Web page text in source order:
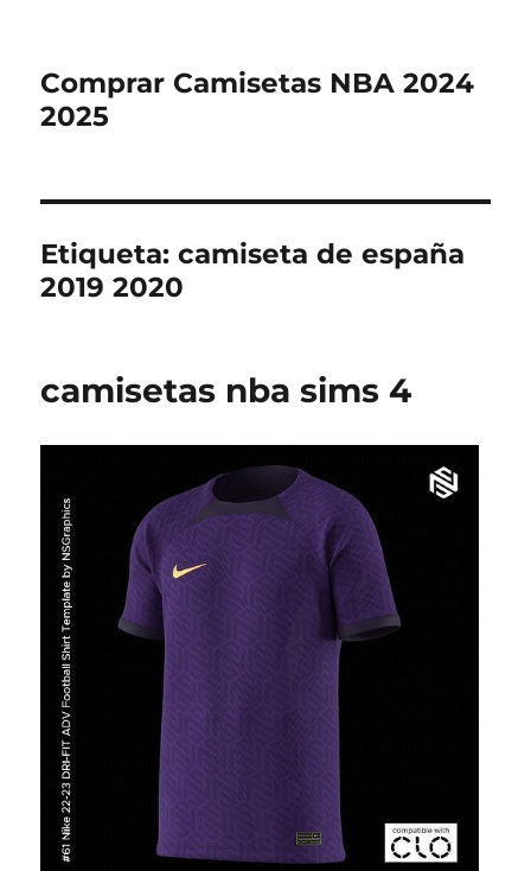
Comprar Camisetas NBA 2024
2025
Etiqueta:camiseta de españa
2019 2020
camisetas nba sims 4